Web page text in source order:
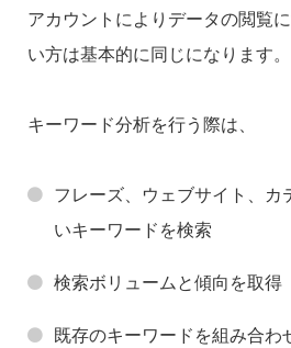
アカウントによりデータの閲覧
い方は基本的に同じになります。
キーワード分析を行う際は、
フレーズ、ウェブサイト、カ
いキーワードを検索
検索ボリュームと傾向を取得
既存のキーワードを組み合わ